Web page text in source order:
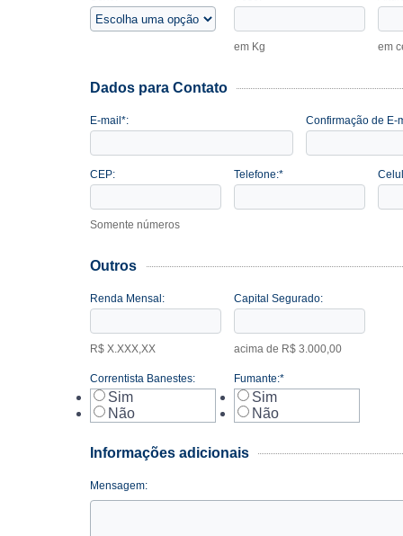
em Kg em
Dados para Contato
E-mail*: Confirmação de E-
CEP:
Somente números
Telefone:*
Outros
Renda Mensal:
R$ X.XXX,XX
Capital Segurado:
acima de R$ 3.000,00
Correntista Banestes:
Sim
Não
Fumante:*
Sim
Não
Informações adicionais
Mensagem: